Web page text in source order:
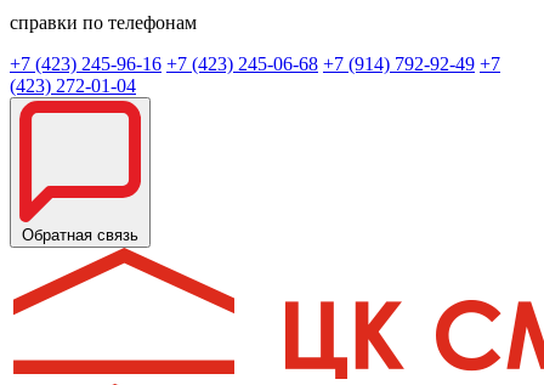
справки по телефонам
+7 (423) 245-96-16 +7 (423) 245-06-68 +7 (914) 792-92-49 +7
(423) 272-01-04
Обратная связь